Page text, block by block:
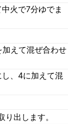
火で7分ゆでま
えて混ぜ合わせ
、4に加えて混
出します。